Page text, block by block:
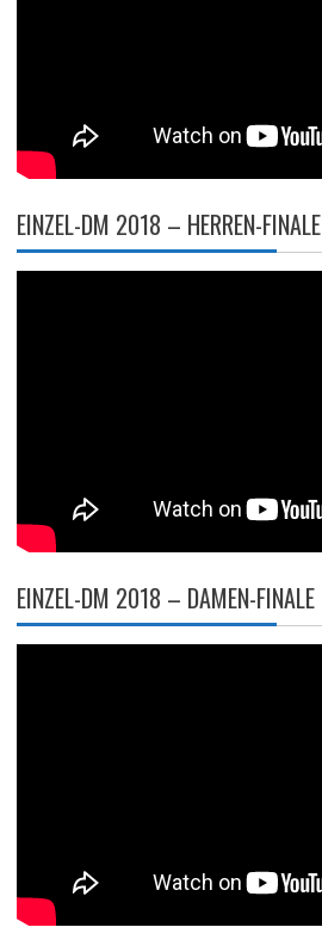
EINZEL-DM 2018 – HERREN-FINALE
EINZEL-DM 2018 – DAMEN-FINALE